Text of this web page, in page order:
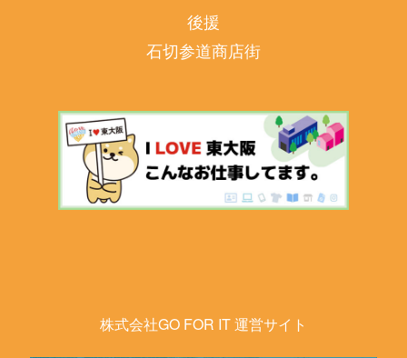
後援
石切参道商店街
株式会社GO FOR IT 運営サイト